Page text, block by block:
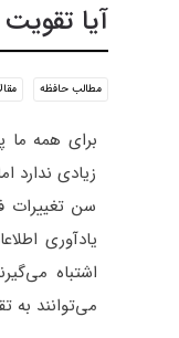
آیا
مطالب حافظه
برای همه ما
زیادی ندارد
سن تغییرات
یادآوری
اشتباه
می‌توانند به